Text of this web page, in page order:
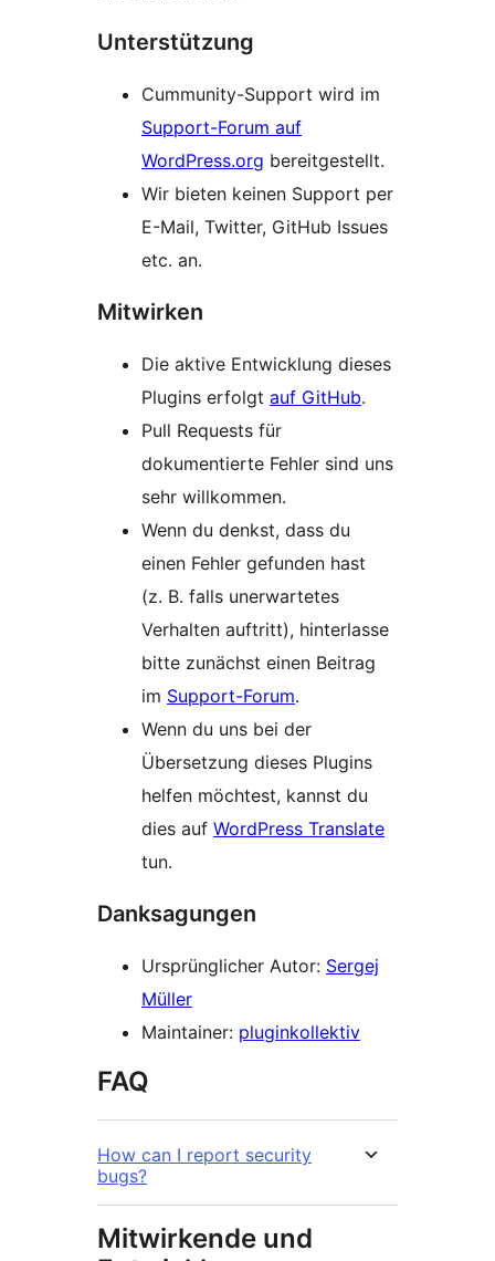
Unterstützung
Cummunity-Support wird im
Support-Forum auf
WordPress.org bereitgestellt.
Wir bieten keinen Support per
E-Mail, Twitter, GitHub Issues
etc. an.
Mitwirken
Die aktive Entwicklung dieses
Plugins erfolgt auf GitHub.
Pull Requests für
dokumentierte Fehler sind uns
sehr willkommen.
Wenn du denkst, dass du
einen Fehler gefunden hast
(z. B. falls unerwartetes
Verhalten auftritt), hinterlasse
bitte zunächst einen Beitrag
im Support-Forum.
Wenn du uns bei der
Übersetzung dieses Plugins
helfen möchtest, kannst du
dies auf WordPress Translate
tun.
Danksagungen
Ursprünglicher Autor: Sergej
Müller
Maintainer: pluginkollektiv
FAQ
How can I report security
bugs?
Mitwirkende und